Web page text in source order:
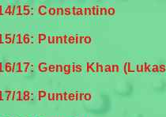
15: Constantino
16: Punteiro
17: Gengis Khan
18: Punteiro